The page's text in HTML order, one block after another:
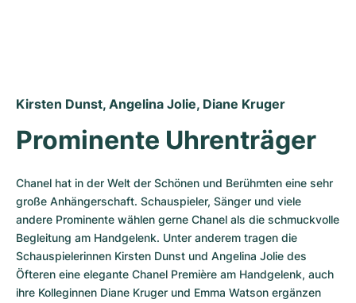
Kirsten Dunst, Angelina Jolie, Diane Kruger
Prominente Uhrenträger
Chanel hat in der Welt der Schönen und Berühmten eine sehr
große Anhängerschaft. Schauspieler, Sänger und viele
andere Prominente wählen gerne Chanel als die schmuckvolle
Begleitung am Handgelenk. Unter anderem tragen die
Schauspielerinnen Kirsten Dunst und Angelina Jolie des
Öfteren eine elegante Chanel Première am Handgelenk, auch
ihre Kolleginnen Diane Kruger und Emma Watson ergänzen